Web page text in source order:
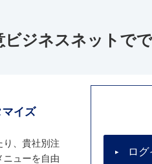
ビジネスネットで
イズ
り、貴社別注
ニューを自由
ロ